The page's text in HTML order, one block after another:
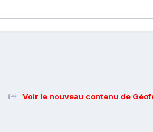
Voir le nouveau contenu de